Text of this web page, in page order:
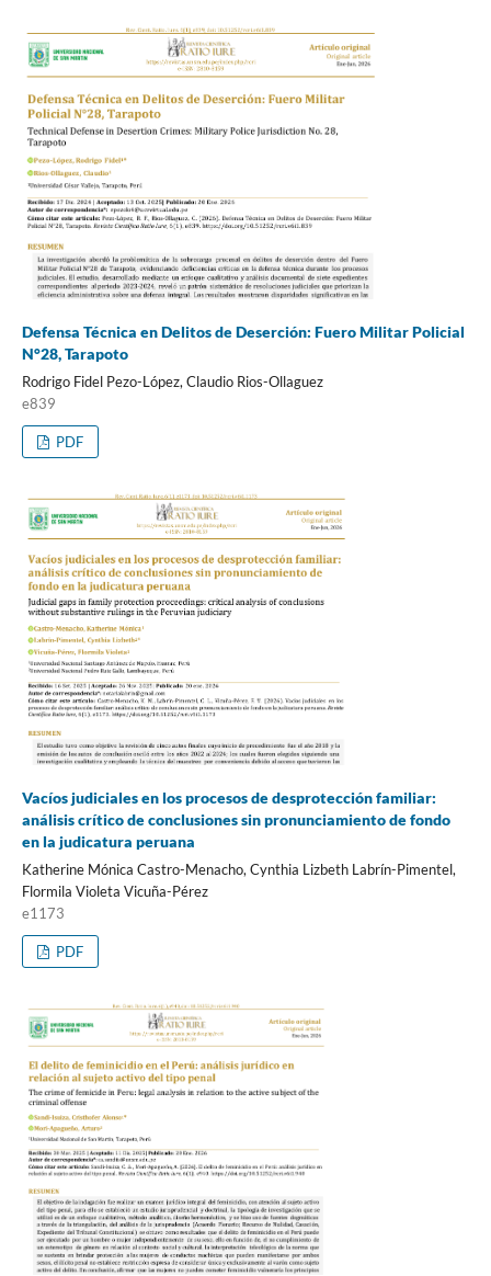
Defensa Técnica en Delitos de Deserción: Fuero Militar Policial
N°28, Tarapoto
Rodrigo Fidel Pezo-López, Claudio Rios-Ollaguez
e839
PDF
Vacíos judiciales en los procesos de desprotección familiar:
análisis crítico de conclusiones sin pronunciamiento de fondo
en la judicatura peruana
Katherine Mónica Castro-Menacho, Cynthia Lizbeth Labrín-Pimentel,
Flormila Violeta Vicuña-Pérez
e1173
PDF